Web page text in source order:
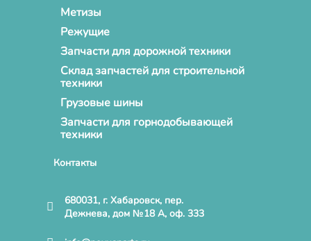
Метизы
Режущие
Запчасти для дорожной техники
Склад запчастей для строительной
техники
Грузовые шины
Запчасти для горнодобывающей
техники
Контакты
680031, г. Хабаровск, пер.
Дежнева, дом №18 А, оф. 333